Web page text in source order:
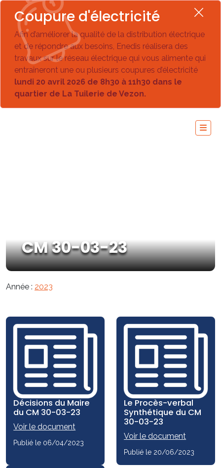
Coupure d'électricité
Afin d’améliorer la qualité de la distribution électrique
et de répondre aux besoins, Enedis réalisera des
travaux sur le réseau électrique qui vous alimente qui
entraîneront une ou plusieurs coupures d’électricité
lundi 20 avril 2026 de 8h30 à 11h30 dans le
quartier de La Tuilerie de Vezon.
CM 30-03-23
Année : 2023
Décisions du Maire
du CM 30-03-23
Voir le document
Publié le 06/04/2023
Le Procès-verbal
Synthétique du CM
30-03-23
Voir le document
Publié le 20/06/2023